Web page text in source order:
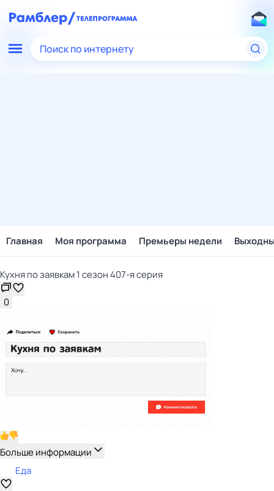
Поиск по интернету
Главная Моя программа Премьеры недели
Кухня по заявкам 1 сезон 407-я серия
0
Больше информации
Еда